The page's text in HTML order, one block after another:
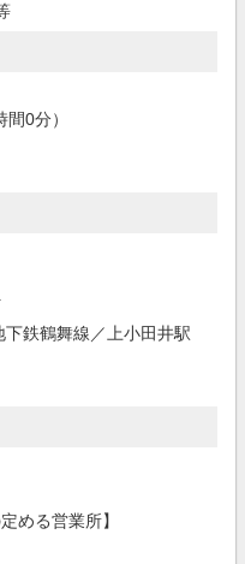
0分）
鉄鶴舞線／上小田井駅
める営業所】